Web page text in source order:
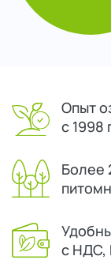
Опыт
с 1998
Более
с НДС,